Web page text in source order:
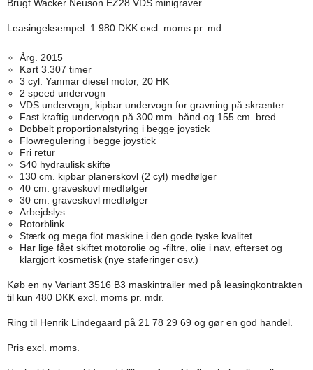
Brugt Wacker Neuson EZ28 VDS minigraver.
Leasingeksempel: 1.980 DKK excl. moms pr. md.
Årg. 2015
Kørt 3.307 timer
3 cyl. Yanmar diesel motor, 20 HK
2 speed undervogn
VDS undervogn, kipbar undervogn for gravning på skrænter
Fast kraftig undervogn på 300 mm. bånd og 155 cm. bred
Dobbelt proportionalstyring i begge joystick
Flowregulering i begge joystick
Fri retur
S40 hydraulisk skifte
130 cm. kipbar planerskovl (2 cyl) medfølger
40 cm. graveskovl medfølger
30 cm. graveskovl medfølger
Arbejdslys
Rotorblink
Stærk og mega flot maskine i den gode tyske kvalitet
Har lige fået skiftet motorolie og -filtre, olie i nav, efterset og
klargjort kosmetisk (nye staferinger osv.)
Køb en ny Variant 3516 B3 maskintrailer med på leasingkontrakten
til kun 480 DKK excl. moms pr. mdr.
Ring til Henrik Lindegaard på 21 78 29 69 og gør en god handel.
Pris excl. moms.